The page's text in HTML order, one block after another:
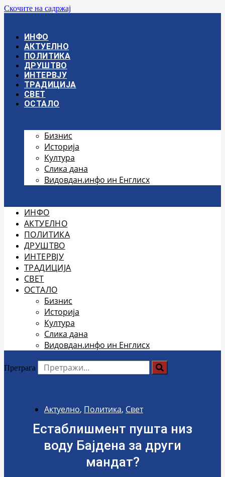
Скочите на садржај
ИНФО
АКТУЕЛНО
ПОЛИТИКА
ДРУШТВО
ИНТЕРВЈУ
ТРАДИЦИЈА
СВЕТ
ОСТАЛО
Бизнис
Историја
Култура
Слика дана
Видовдан.инфо ин Енглисх
ИНФО
АКТУЕЛНО
ПОЛИТИКА
ДРУШТВО
ИНТЕРВЈУ
ТРАДИЦИЈА
СВЕТ
ОСТАЛО
Бизнис
Историја
Култура
Слика дана
Видовдан.инфо ин Енглисх
Претрага
Актуелно, Политика, Свет
Естаблишмент пушта низ
воду Бајдена за други
мандат?